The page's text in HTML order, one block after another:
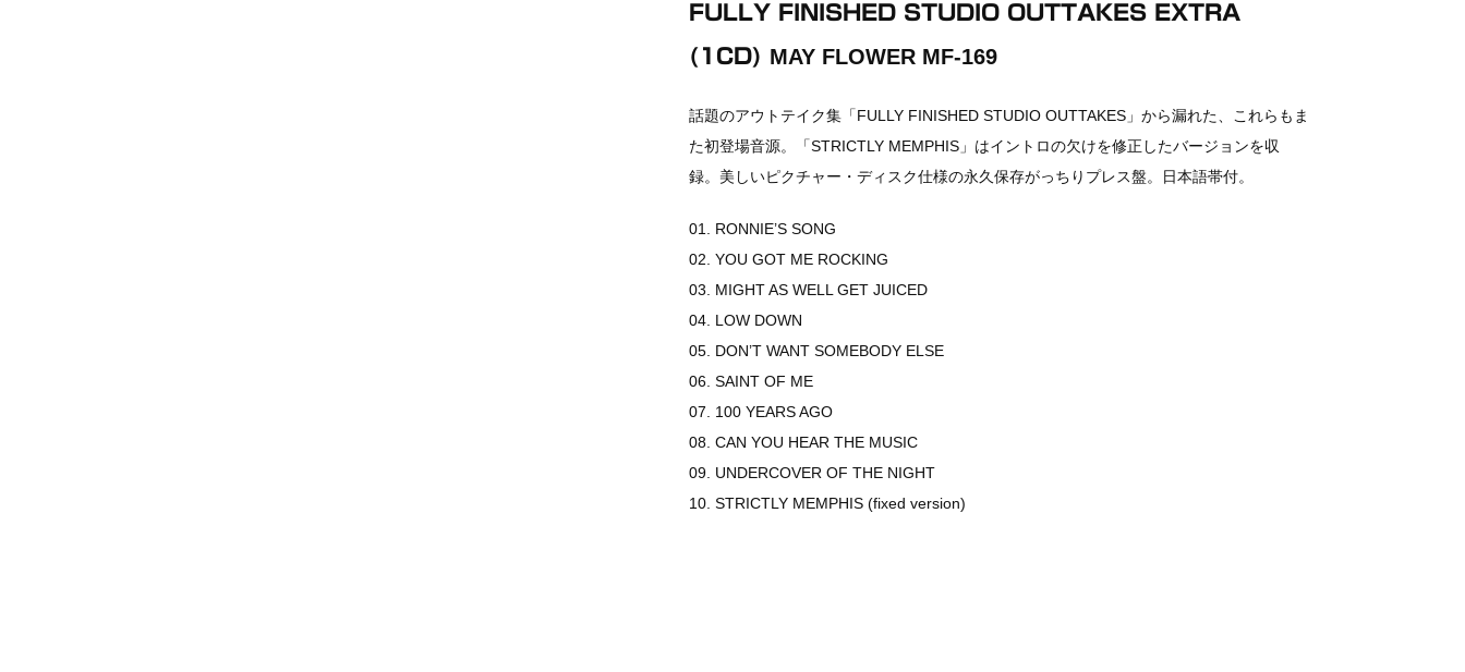
FULLY FINISHED STUDIO OUTTAKES EXTRA
(1CD) MAY FLOWER MF-169
話題のアウトテイク集「FULLY FINISHED STUDIO OUTTAKES」から漏れた、これらもま
た初登場音源。「STRICTLY MEMPHIS」はイントロの欠けを修正したバージョンを収
録。美しいピクチャー・ディスク仕様の永久保存がっちりプレス盤。日本語帯付。
01. RONNIE’S SONG
02. YOU GOT ME ROCKING
03. MIGHT AS WELL GET JUICED
04. LOW DOWN
05. DON’T WANT SOMEBODY ELSE
06. SAINT OF ME
07. 100 YEARS AGO
08. CAN YOU HEAR THE MUSIC
09. UNDERCOVER OF THE NIGHT
10. STRICTLY MEMPHIS (fixed version)